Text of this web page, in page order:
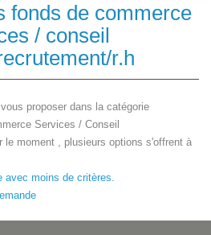
GERER
AGENCE
Plus de critères
fonds de commerce
/ conseil
r.h
proposer dans la catégorie
Services / Conseil
le moment , plusieurs options s'offrent à
avec moins de critères.